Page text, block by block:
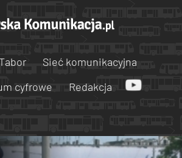
Tabor
Sieć komunikacyjna
cyfrowe Redakcja